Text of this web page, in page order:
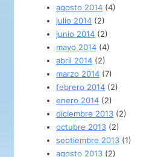
agosto 2014 (4)
julio 2014 (2)
junio 2014 (2)
mayo 2014 (4)
abril 2014 (2)
marzo 2014 (7)
febrero 2014 (2)
enero 2014 (2)
diciembre 2013 (2)
octubre 2013 (2)
septiembre 2013 (1)
agosto 2013 (2)